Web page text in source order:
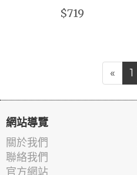
$719
« 1
網站導覽
關於我們
聯絡我們
官方網站